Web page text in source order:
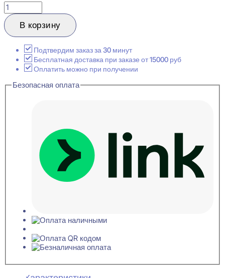
Количество
товара
Orac
Decor
Карниз
потолочный
42x50x2000
В корзину
Подтвердим заказ за 30 минут
Бесплатная доставка при заказе от 15000 руб
Оплатить можно при получении
Безопасная оплата